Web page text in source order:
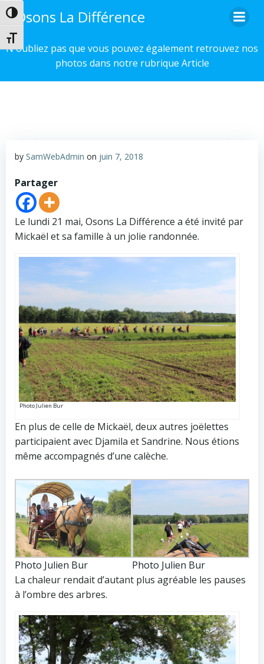
Passer en contraste élevé
Changer la taille de la police
au
Osons La Différence
N'oubliez pas que vous pouvez également retrouvez nos
photos dans notre rubrique Article
by SamWebAdmin on juin 7, 2018
Partager
Le lundi 21 mai, Osons La Différence a été invité par
Mickaël et sa famille à un jolie randonnée.
Photo Julien Bur
En plus de celle de Mickaël, deux autres joëlettes
participaient avec Djamila et Sandrine. Nous étions
même accompagnés d’une calèche.
Photo Julien Bur
Photo Julien Bur
La chaleur rendait d’autant plus agréable les pauses
à l’ombre des arbres.